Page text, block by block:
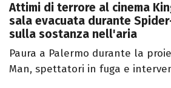
Attimi di terrore al cinema
sala evacuata durante
sulla sostanza nell'aria
Paura a Palermo durante la
Man, spettatori in fuga e